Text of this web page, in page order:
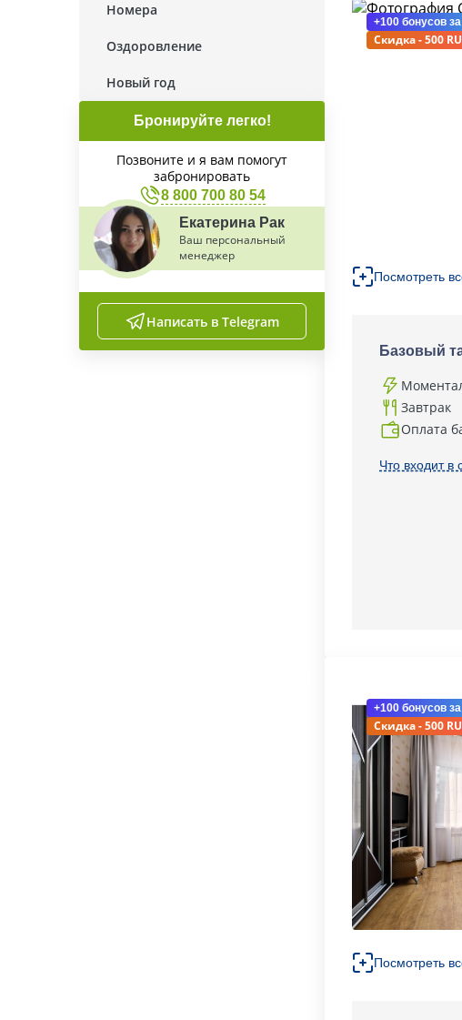
Номера
Оздоровление
Новый год
Бронируйте легко!
Позвоните и я вам помогут
забронировать
8 800 700 80 54
Екатерина Рак
Ваш персональный
менеджер
Написать в Telegram
+100 бонусов
Скидка - 500
Посмотреть
Базовый
Завтрак
Оплата
Что входит в
+100 бонусов
Скидка - 500
Посмотреть